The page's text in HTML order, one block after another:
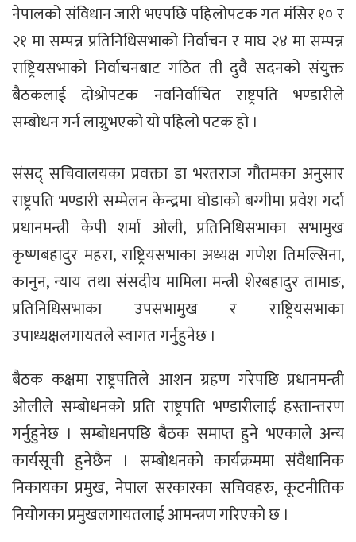
नेपालको संविधान जारी भएपछि पहिलोपटक गत मंसिर १० र
२१ मा सम्पन्न प्रतिनिधिसभाको निर्वाचन र माघ २४ मा सम्पन्न
राष्ट्रियसभाको निर्वाचनबाट गठित ती दुवै सदनको संयुक्त
बैठकलाई दोश्रोपटक नवनिर्वाचित राष्ट्रपति भण्डारीले
सम्बोधन गर्न लाग्नुभएको यो पहिलो पटक हो ।
संसद् सचिवालयका प्रवक्ता डा भरतराज गौतमका अनुसार
राष्ट्रपति भण्डारी सम्मेलन केन्द्रमा घोडाको बग्गीमा प्रवेश गर्दा
प्रधानमन्त्री केपी शर्मा ओली, प्रतिनिधिसभाका सभामुख
कृष्णबहादुर महरा, राष्ट्रियसभाका अध्यक्ष गणेश तिमल्सिना,
कानुन, न्याय तथा संसदीय मामिला मन्त्री शेरबहादुर तामाङ,
प्रतिनिधिसभाका उपसभामुख र राष्ट्रियसभाका
उपाध्यक्षलगायतले स्वागत गर्नुहुनेछ ।
बैठक कक्षमा राष्ट्रपतिले आशन ग्रहण गरेपछि प्रधानमन्त्री
ओलीले सम्बोधनको प्रति राष्ट्रपति भण्डारीलाई हस्तान्तरण
गर्नुहुनेछ । सम्बोधनपछि बैठक समाप्त हुने भएकाले अन्य
कार्यसूची हुनेछैन । सम्बोधनको कार्यक्रममा संवैधानिक
निकायका प्रमुख, नेपाल सरकारका सचिवहरु, कूटनीतिक
नियोगका प्रमुखलगायतलाई आमन्त्रण गरिएको छ ।